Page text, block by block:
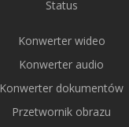
Status
Konwerter wideo
Konwerter audio
Konwerter dokumentów
Przetwornik obrazu